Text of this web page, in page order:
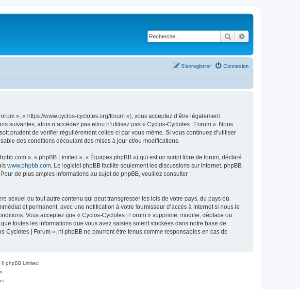
Rechercher
Connexion
S’enregistrer
», « https://www.cyclos-cyclotes.org/forum »), vous acceptez d’être légalement
suivantes, alors n’accédez pas et/ou n’utilisez pas « Cyclos-Cyclotes | Forum ». Nous
prudent de vérifier régulièrement celles-ci par vous-même. Si vous continuez d’utiliser
des conditions découlant des mises à jour et/ou modifications.
», « phpBB Limited », « Équipes phpBB ») qui est un script libre de forum, déclaré
www.phpbb.com. Le logiciel phpBB facilite seulement les discussions sur Internet. phpBB
de plus amples informations au sujet de phpBB, veuillez consulter :
sexuel ou tout autre contenu qui peut transgresser les lois de votre pays, du pays où
et permanent, avec une notification à votre fournisseur d’accès à Internet si nous le
Vous acceptez que « Cyclos-Cyclotes | Forum » supprime, modifie, déplace ou
toutes les informations que vous avez saisies soient stockées dans notre base de
| Forum », ni phpBB ne pourront être tenus comme responsables en cas de
phpBB Limited